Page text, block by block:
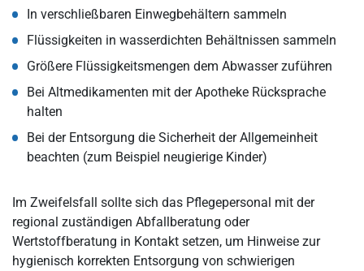
In verschließbaren Einwegbehältern sammeln
Flüssigkeiten in wasserdichten Behältnissen sammeln
Größere Flüssigkeitsmengen dem Abwasser zuführen
Bei Altmedikamenten mit der Apotheke Rücksprache
halten
Bei der Entsorgung die Sicherheit der Allgemeinheit
beachten (zum Beispiel neugierige Kinder)
Im Zweifelsfall sollte sich das Pflegepersonal mit der
regional zuständigen Abfallberatung oder
Wertstoffberatung in Kontakt setzen, um Hinweise zur
hygienisch korrekten Entsorgung von schwierigen